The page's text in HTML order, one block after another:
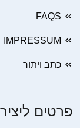
FAQS
IMPRESSUM
כתב ויתור
פרטים